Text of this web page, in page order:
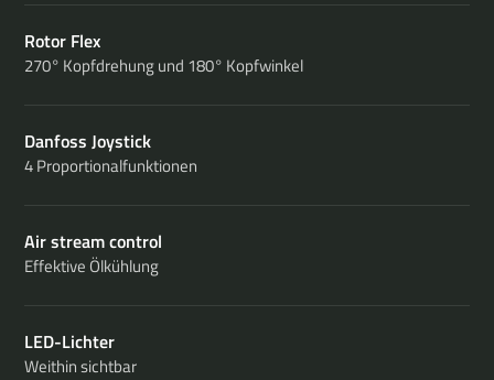
Rotor Flex
270° Kopfdrehung und 180° Kopfwinkel
Danfoss Joystick
4 Proportionalfunktionen
Air stream control
Effektive Ölkühlung
LED-Lichter
Weithin sichtbar